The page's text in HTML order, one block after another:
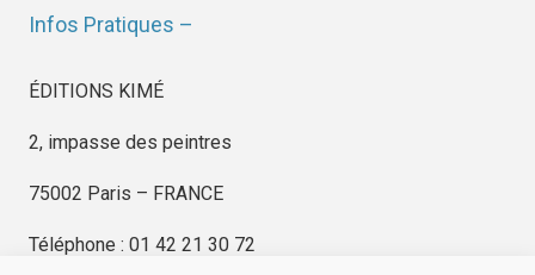
Infos Pratiques –
ÉDITIONS KIMÉ
2, impasse des peintres
75002 Paris – FRANCE
Téléphone : 01 42 21 30 72